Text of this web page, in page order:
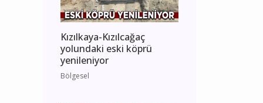
Kızılkaya-Kızılcağaç
yolundaki eski köprü
yenileniyor
Bölgesel